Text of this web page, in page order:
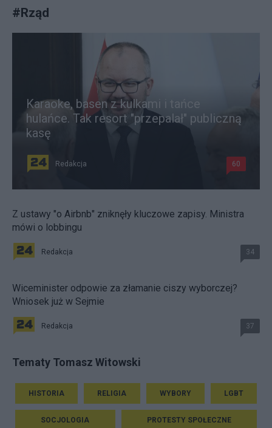
#Rząd
Karaoke, basen z kulkami i tańce
hulańce. Tak resort "przepalał" publiczną
kasę
Redakcja 60
Z ustawy "o Airbnb" zniknęły kluczowe zapisy. Ministra
mówi o lobbingu
Redakcja 34
Wiceminister odpowie za złamanie ciszy wyborczej?
Wniosek już w Sejmie
Redakcja 37
Tematy Tomasz Witowski
HISTORIA RELIGIA WYBORY LGBT
SOCJOLOGIA PROTESTY SPOŁECZNE